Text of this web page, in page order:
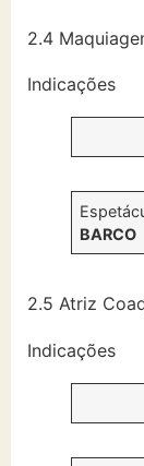
2.4
Indicações
BARCO
2.5 Atriz
Indicações